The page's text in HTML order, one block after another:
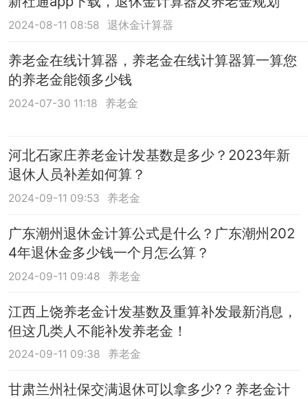
2024-08-11 08:58 退休金计算器
养老金在线计算器，养老金在线计算器算一算您
的养老金能领多少钱
2024-07-30 11:18 养老金
河北石家庄养老金计发基数是多少？2023年新
退休人员补差如何算？
2024-09-11 09:53 养老金
广东潮州退休金计算公式是什么？广东潮州202
4年退休金多少钱一个月怎么算？
2024-09-11 09:48 养老金
江西上饶养老金计发基数及重算补发最新消息，
但这几类人不能补发养老金！
2024-09-11 09:38 养老金
甘肃兰州社保交满退休可以拿多少?？养老金计